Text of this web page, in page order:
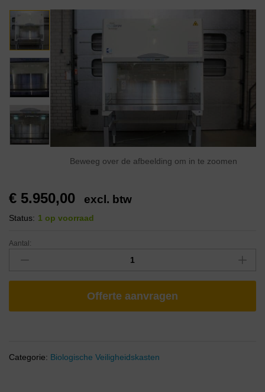
Beweeg over de afbeelding om in te zoomen
€ 5.950,00 excl. btw
Status: 1 op voorraad
Aantal:
Offerte aanvragen
Categorie: Biologische Veiligheidskasten